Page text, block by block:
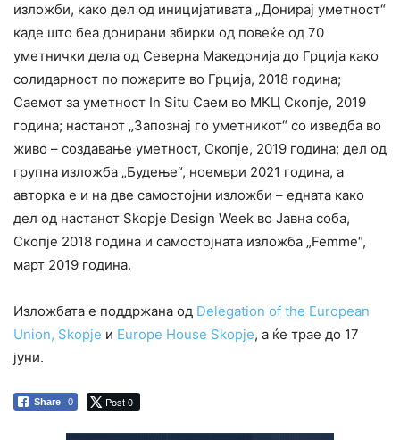
изложби, како дел од иницијативата „Донирај уметност“
каде што беа донирани збирки од повеќе од 70
уметнички дела од Северна Македонија до Грција како
солидарност по пожарите во Грција, 2018 година;
Саемот за уметност In Situ Саем во МКЦ Скопје, 2019
година; настанот „Запознај го уметникот“ со изведба во
живо – создавање уметност, Скопје, 2019 година; дел од
групна изложба „Будење“, ноември 2021 година, а
авторка е и на две самостојни изложби – едната како
дел од настанот Skopje Design Week во Јавна соба,
Скопје 2018 година и самостојната изложба „Femme“,
март 2019 година.
Изложбата е поддржана од Delegation of the European
Union, Skopje и Europe House Skopje, а ќе трае до 17
јуни.
Share 0 Post 0